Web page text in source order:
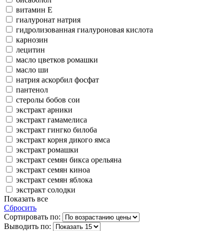
витамин Е
гиалуронат натрия
гидролизованная гиалуроновая кислота
карнозин
лецитин
масло цветков ромашки
масло ши
натрия аскорбил фосфат
пантенол
стеролы бобов сои
экстракт арники
экстракт гамамелиса
экстракт гингко билоба
экстракт корня дикого ямса
экстракт ромашки
экстракт семян бикса орельяна
экстракт семян киноа
экстракт семян яблока
экстракт солодки
Показать все
Сбросить
Сортировать по:
Выводить по: